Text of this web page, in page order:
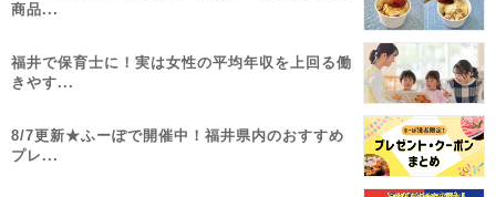
商品...
福井で保育士に！実は女性の平均年収を上回る働
きやす...
8/7更新★ふーぽで開催中！福井県内のおすすめ
プレ...